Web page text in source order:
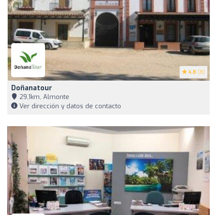
4.8 (8)
Doñanatour
29,1km, Almonte
Ver dirección y datos de contacto